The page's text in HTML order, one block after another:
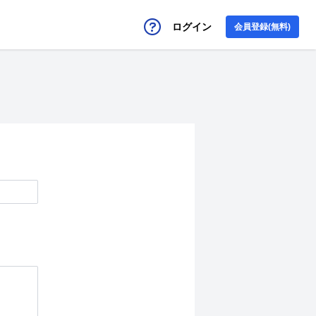
ログイン 会員登録(無料)